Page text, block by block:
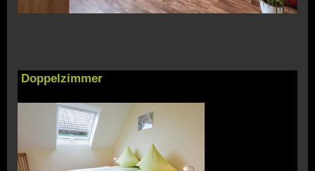
Doppelzimmer